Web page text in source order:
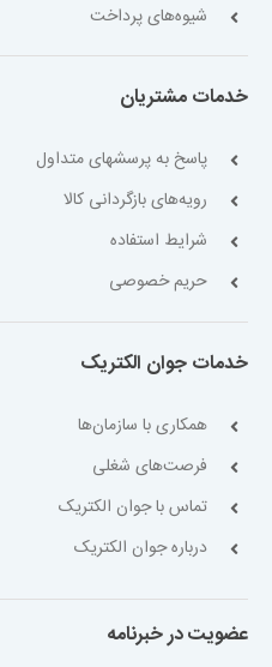
شیوه‌های پرداخت
خدمات مشتریان
پاسخ به پرسشهای متداول
رویه‌های بازگردانی کالا
شرایط استفاده
حریم خصوصی
خدمات جوان الکتریک
همکاری با سازمان‌ها
فرصت‌های شغلی
تماس با جوان الکتریک
درباره جوان الکتریک
عضویت در خبرنامه